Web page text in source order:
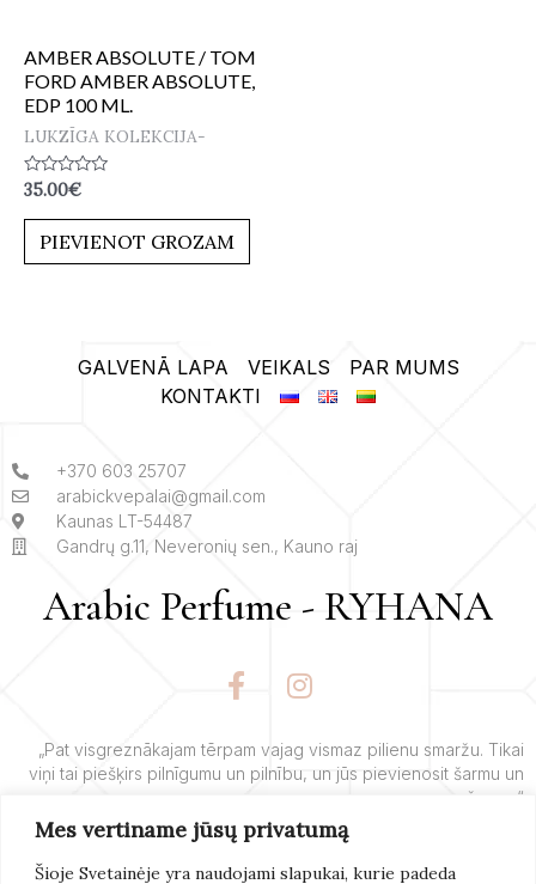
Mes vertiname jūsų privatumą
Šioje Svetainėje yra naudojami slapukai, kurie padeda
AMBER ABSOLUTE / TOM
FORD AMBER ABSOLUTE,
EDP 100 ML.
LUKZĪGA KOLEKCIJA-
Novērtēts
0
35.00€
PIEVIENOT GROZAM
GALVENĀ LAPA VEIKALS
PAR MUMS
KONTAKTI
+370 603 25707
arabickvepalai@gmail.com
Kaunas LT-54487
Gandrų g.11, Neveronių sen., Kauno raj
Arabic Perfume - RYHANA
F
a
e
b
o
k
I
n
t
a
g
r
a
„Pat visgreznākajam tērpam vajag vismaz pilienu smaržu. Tikai
viņi tai piešķirs pilnīgumu un pilnību, un jūs pievienosit šarmu un
šarmu.“